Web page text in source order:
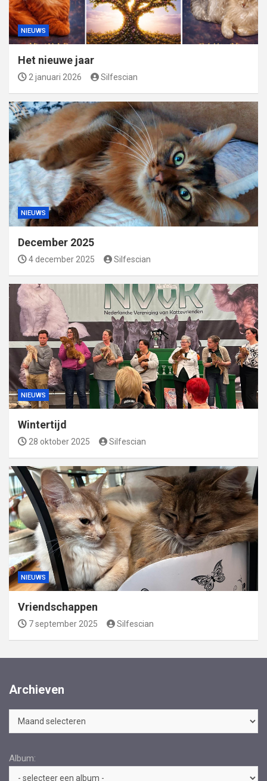
NIEUWS
Het nieuwe jaar
2 januari 2026 Silfescian
NIEUWS
December 2025
4 december 2025 Silfescian
NIEUWS
Wintertijd
28 oktober 2025 Silfescian
NIEUWS
Vriendschappen
7 september 2025 Silfescian
Archieven
Archieven
Album: